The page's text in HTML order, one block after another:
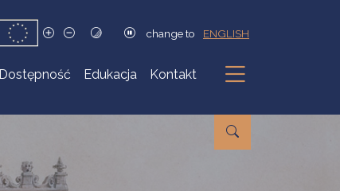
change to ENGLISH
Dostępność Edukacja Kontakt
Podmenu